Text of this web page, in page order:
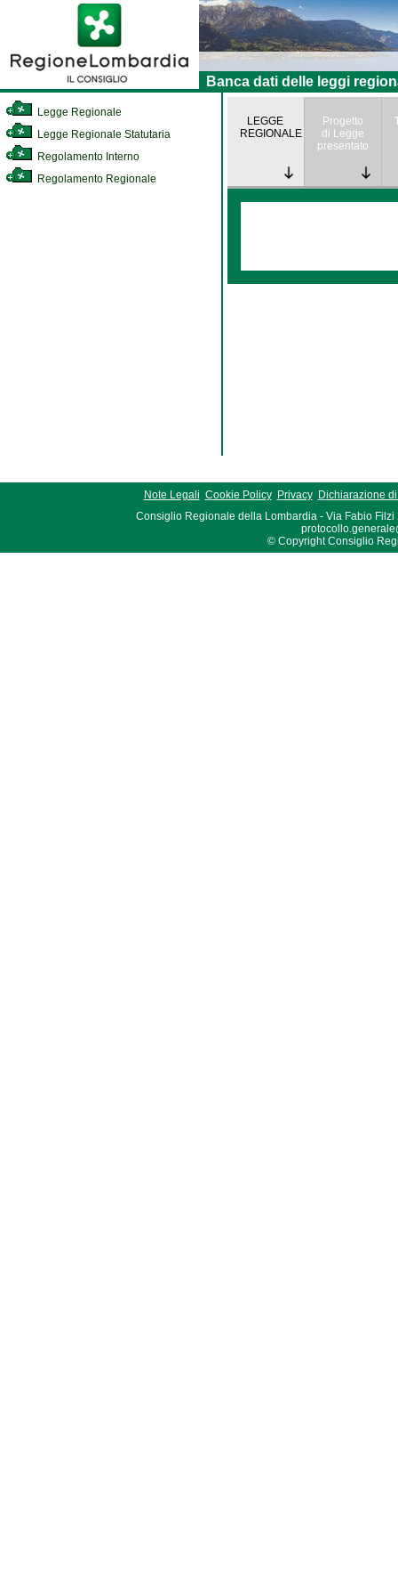
Banca dati delle leggi
Legge Regionale
Legge Regionale Statutaria
Regolamento Interno
Regolamento Regionale
LEGGE
REGIONALE
Progetto
di Legge
presentato
Note Legali Cookie Policy Privacy
Dichiarazione
Consiglio Regionale della Lombardia - Via Fabio Filzi
© Copyright Consiglio